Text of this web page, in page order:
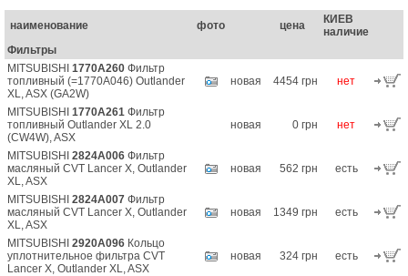
наименование фото цена
КИЕВ
наличие
Фильтры
MITSUBISHI 1770A260 Фильтр
топливный (=1770A046) Outlander
XL, ASX (GA2W)
новая 4454 грн нет
MITSUBISHI 1770A261 Фильтр
топливный Outlander XL 2.0
(CW4W), ASX
новая 0 грн нет
MITSUBISHI 2824A006 Фильтр
масляный CVT Lancer X, Outlander
XL, ASX
новая 562 грн есть
MITSUBISHI 2824A007 Фильтр
масляный CVT Lancer X, Outlander
XL, ASX
новая 1349 грн есть
MITSUBISHI 2920A096 Кольцо
уплотнительное фильтра CVT
Lancer X, Outlander XL, ASX
новая 324 грн есть